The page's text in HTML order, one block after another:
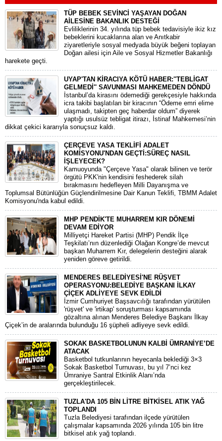
TÜP BEBEK SEVİNCİ YAŞAYAN DOĞAN
AİLESİNE BAKANLIK DESTEĞİ
​Evliliklerinin 34. yılında tüp bebek tedavisiyle ikiz kız
bebeklerini kucaklarına alan ve Anıtkabir
ziyaretleriyle sosyal medyada büyük beğeni toplayan
Doğan ailesi için Aile ve Sosyal Hizmetler Bakanlığı
harekete geçti.
UYAP'TAN KİRACIYA KÖTÜ HABER:''TEBLİGAT
GELMEDİ'' SAVUNMASI MAHKEMEDEN DÖNDÜ
​İstanbul’da kirasını ödemediği gerekçesiyle hakkında
icra takibi başlatılan bir kiracının “Ödeme emri elime
ulaşmadı, takipten geç haberdar oldum” diyerek
yaptığı usulsüz tebligat itirazı, İstinaf Mahkemesi’nin
dikkat çekici kararıyla sonuçsuz kaldı.
ÇERÇEVE YASA TEKLİFİ ADALET
KOMİSYONU'NDAN GEÇTİ:SÜREÇ NASIL
İŞLEYECEK?
​Kamuoyunda "Çerçeve Yasa" olarak bilinen ve terör
örgütü PKK'nin kendisini feshederek silah
bırakmasını hedefleyen Milli Dayanışma ve
Toplumsal Bütünlüğün Güçlendirilmesine Dair Kanun Teklifi, TBMM Adalet
Komisyonu'nda kabul edildi.
MHP PENDİK'TE MUHARREM KIR DÖNEMİ
DEVAM EDİYOR
​Milliyetçi Hareket Partisi (MHP) Pendik İlçe
Teşkilatı’nın düzenlediği Olağan Kongre’de mevcut
başkan Muharrem Kır, delegelerin desteğini alarak
yeniden göreve getirildi.
MENDERES BELEDİYESİ'NE RÜŞVET
OPERASYONU:BELEDİYE BAŞKANI İLKAY
ÇİÇEK ADLİYEYE SEVK EDİLDİ
​İzmir Cumhuriyet Başsavcılığı tarafından yürütülen
'rüşvet' ve 'irtikap' soruşturması kapsamında
gözaltına alınan Menderes Belediye Başkanı İlkay
Çiçek’in de aralarında bulunduğu 16 şüpheli adliyeye sevk edildi.
SOKAK BASKETBOLUNUN KALBİ ÜMRANİYE’DE
ATACAK
Basketbol tutkunlarının heyecanla beklediği 3×3
Sokak Basketbol Turnuvası, bu yıl 7’nci kez
Ümraniye Santral Etkinlik Alanı’nda
gerçekleştirilecek.
TUZLA'DA 105 BİN LİTRE BİTKİSEL ATIK YAĞ
TOPLANDI
Tuzla Belediyesi tarafından ilçede yürütülen
çalışmalar kapsamında 2026 yılında 105 bin litre
bitkisel atık yağ toplandı.